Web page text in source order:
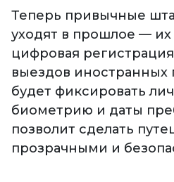
Теперь привычные
уходят в прошлое — их
цифровая
выездов иностранных
будет фиксировать
биометрию и даты
позволит сделать
прозрачными и